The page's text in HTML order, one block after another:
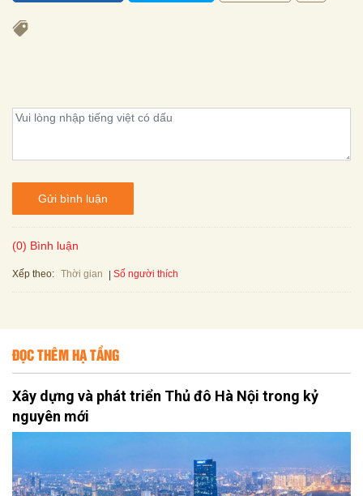
Gửi bình luận
(0) Bình luận
Xếp theo: Thời gian Số người thích
ĐỌC THÊM HẠ TẦNG
Xây dựng và phát triển Thủ đô Hà Nội trong kỷ
nguyên mới